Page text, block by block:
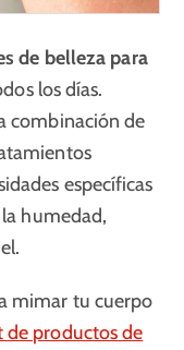
de belleza para
los días.
combinación de
específicas
humedad,
mimar tu cuerpo
de productos de